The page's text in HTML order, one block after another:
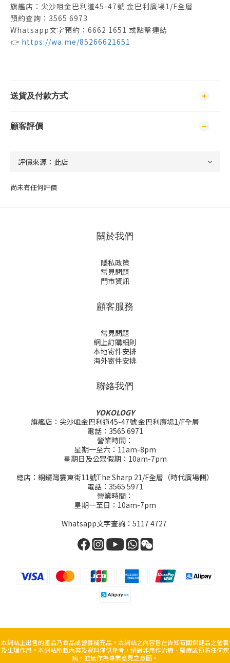
旗艦店：尖沙咀金巴利道45-47號 金巴利廣場1/F全層
預約查詢：3565 6973
Whatsapp文字預約：6662 1651 或點擊連結
👉 https://wa.me/85266621651
送貨及付款方式
顧客評價
尚未有任何評價
關於我們
隱私政策
常見問題
門市資訊
顧客服務
常見問題
網上訂購細則
本地寄件安排
海外寄件安排
聯絡我們
YOKOLOGY
旗艦店：尖沙咀金巴利道45-47號 金巴利廣場1/F全層
電話：3565 6971
營業時間：
星期一至六：11am-8pm
星期日及公眾假期：10am-7pm
總店：銅鑼灣霎東街11號The Sharp 21/F全層（時代廣場側）
電話：3565 5971
營業時間：
星期一至日：10am-7pm
Whatsapp文字查詢：5117 4727
本網站上出售的產品乃食品或營養補充品。本網站之內容旨在告知有關保健品之營養
及生理作用。本網站所載內容及資料僅供參考，絕對非用作治療、醫療或預防任何疾
病，並無作為專業意見之意圖。